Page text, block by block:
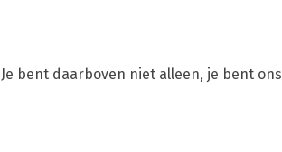
bent daarboven niet alleen, je bent ons